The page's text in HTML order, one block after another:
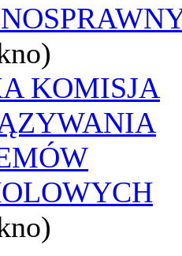
KOMISJA